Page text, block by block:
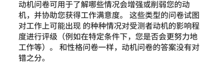
动机问卷可用于了解哪些情况会增强或削弱您的动
机，并协助您获得工作满意度。 这些类型的问卷试图
对工作上可能出现 的种种情况对受测者动机的影响程
度进行评级（例如在特定条件下，您是否会更努力地
工作等）。 和性格问卷一样，动机问卷的答案没有对
错之分。